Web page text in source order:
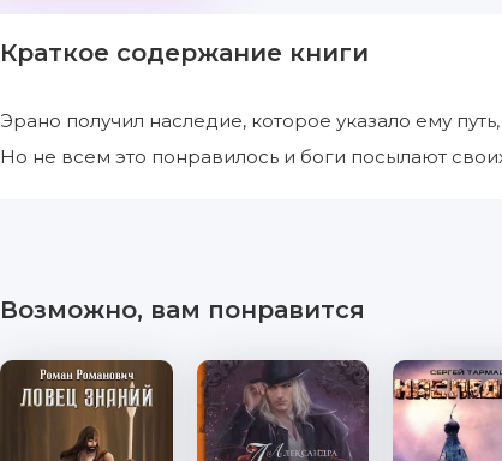
Краткое содержание книги
Эрано получил наследие, которое указало ему
Но не всем это понравилось и боги посылают
Возможно, вам понравится